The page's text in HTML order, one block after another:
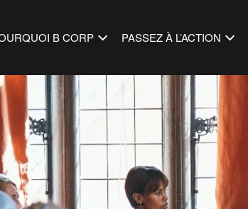
B CORP PASSEZ À L’ACTION